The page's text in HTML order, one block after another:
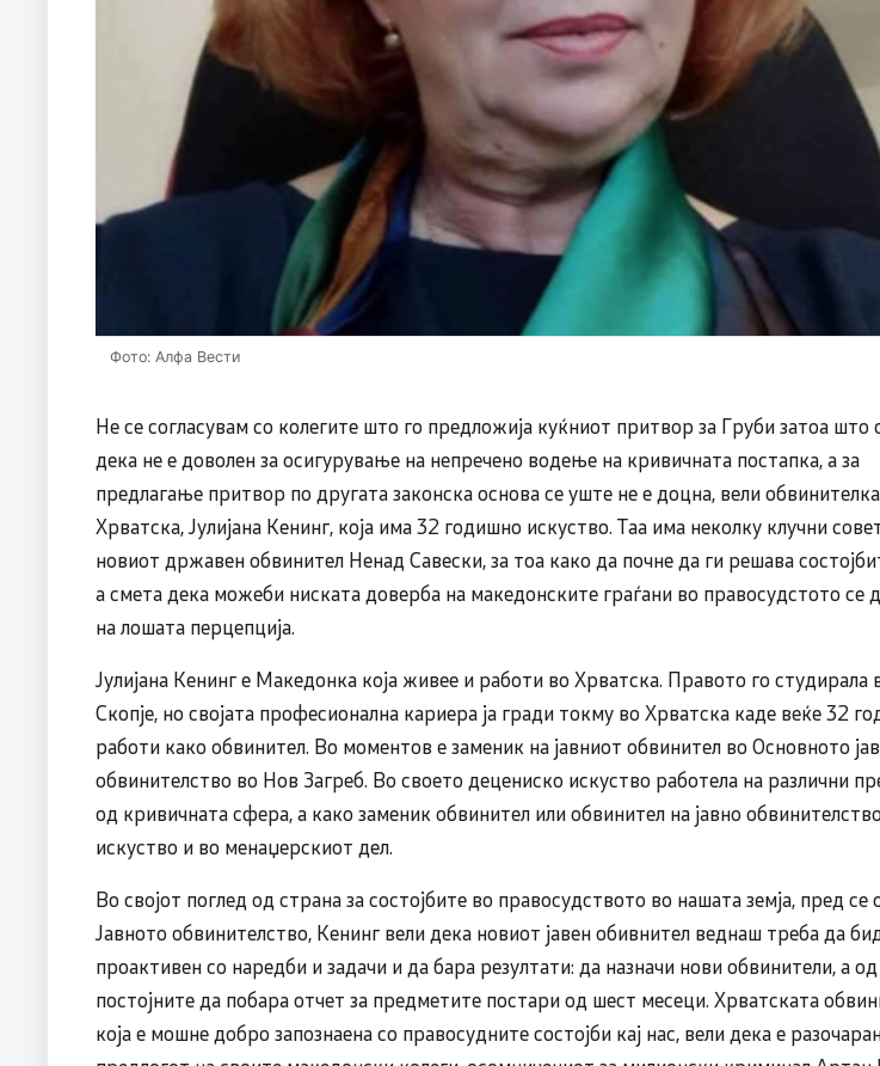
Фото: Алфа Вести
Не се согласувам со колегите што го предложија куќниот притвор за Груби затоа што
дека не е доволен за осигурување на непречено водење на кривичната постапка, а за
предлагање притвор по другата законска основа се уште не е доцна, вели
Хрватска, Јулијана Кенинг, која има 32 годишно искуство. Таа има неколку клучни
новиот државен обвинител Ненад Савески, за тоа како да почне да ги решава
а смета дека можеби ниската доверба на македонските граѓани во правосудстото се
на лошата перцепција.
Јулијана Кенинг е Македонка која живее и работи во Хрватска. Правото го студирала
Скопје, но својата професионална кариера ја гради токму во Хрватска каде веќе 32
работи како обвинител. Во моментов е заменик на јавниот обвинител во Основното
обвинителство во Нов Загреб. Во своето децениско искуство работела на различни
од кривичната сфера, а како заменик обвинител или обвинител на јавно
искуство и во менаџерскиот дел.
Во својот поглед од страна за состојбите во правосудството во нашата земја, пред се
Јавното обвинителство, Кенинг вели дека новиот јавен обивнител веднаш треба да
проактивен со наредби и задачи и да бара резултати: да назначи нови обвинители, а од
постојните да побара отчет за предметите постари од шест месеци. Хрватската
која е мошне добро запознаена со правосудните состојби кај нас, вели дека е